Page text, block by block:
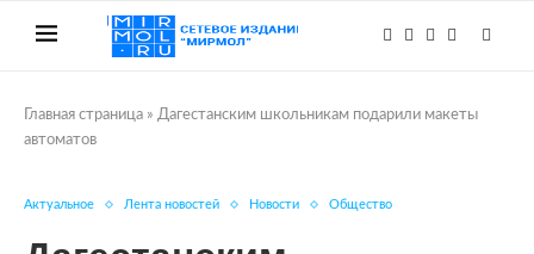
Главная страница » Дагестанским школьникам подарили макеты
автоматов
Актуальное Лента новостей Новости Общество